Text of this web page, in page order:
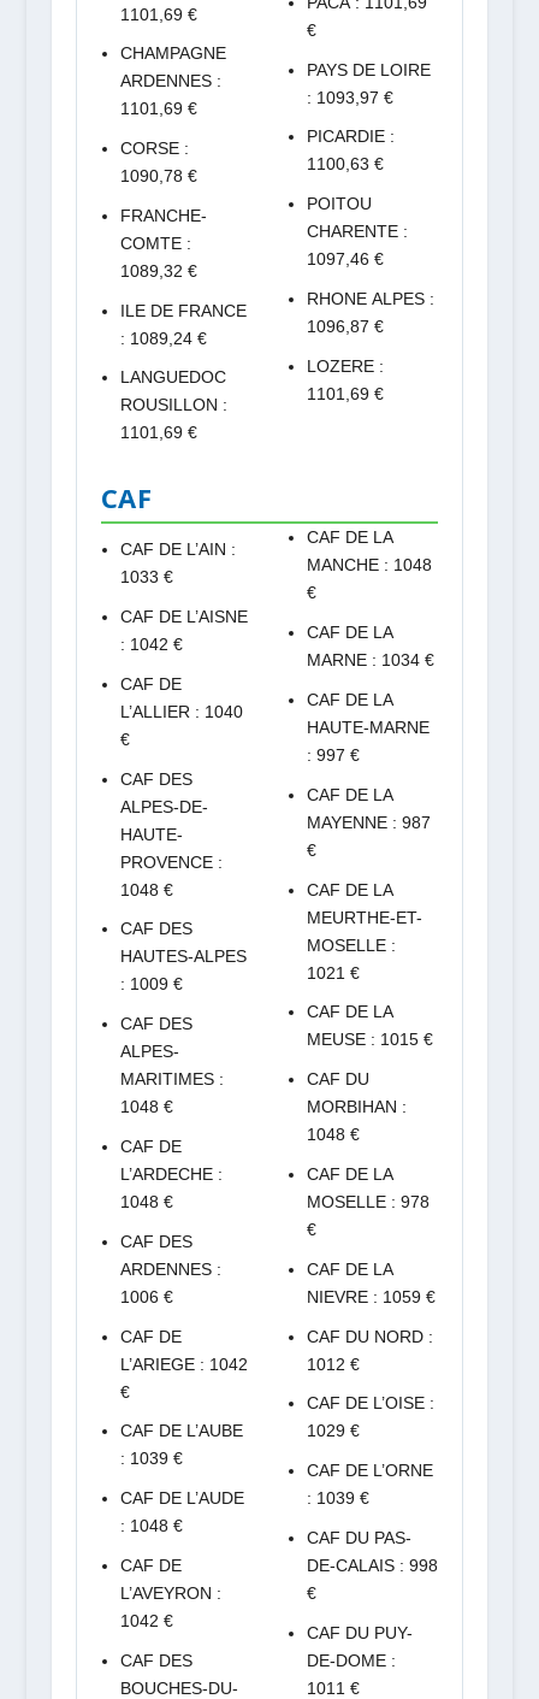
1101,69 €
CHAMPAGNE
ARDENNES :
1101,69 €
CORSE :
1090,78 €
FRANCHE-
COMTE :
1089,32 €
ILE DE FRANCE
: 1089,24 €
LANGUEDOC
ROUSILLON :
1101,69 €
€
PAYS DE LOIRE
: 1093,97 €
PICARDIE :
1100,63 €
POITOU
CHARENTE :
1097,46 €
RHONE ALPES :
1096,87 €
LOZERE :
1101,69 €
CAF
CAF DE L’AIN :
1033 €
CAF DE L’AISNE
: 1042 €
CAF DE
L’ALLIER : 1040
€
CAF DES
ALPES-DE-
HAUTE-
PROVENCE :
1048 €
CAF DES
HAUTES-ALPES
: 1009 €
CAF DES
ALPES-
MARITIMES :
1048 €
CAF DE
L’ARDECHE :
1048 €
CAF DES
ARDENNES :
1006 €
CAF DE
L’ARIEGE : 1042
€
CAF DE L’AUBE
: 1039 €
CAF DE L’AUDE
: 1048 €
CAF DE
L’AVEYRON :
1042 €
CAF DES
BOUCHES-DU-
CAF DE LA
MANCHE : 1048
€
CAF DE LA
MARNE : 1034 €
CAF DE LA
HAUTE-MARNE
: 997 €
CAF DE LA
MAYENNE : 987
€
CAF DE LA
MEURTHE-ET-
MOSELLE :
1021 €
CAF DE LA
MEUSE : 1015 €
CAF DU
MORBIHAN :
1048 €
CAF DE LA
MOSELLE : 978
€
CAF DE LA
NIEVRE : 1059 €
CAF DU NORD :
1012 €
CAF DE L’OISE :
1029 €
CAF DE L’ORNE
: 1039 €
CAF DU PAS-
DE-CALAIS : 998
€
CAF DU PUY-
DE-DOME :
1011 €